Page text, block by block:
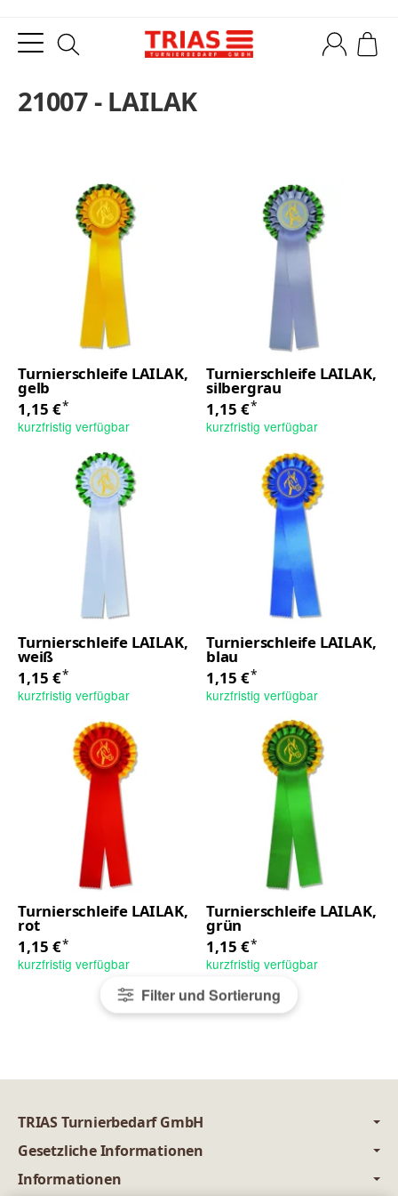
21007 - LAILAK
Filter und Sortierung
Turnierschleife LAILAK,
gelb
1,15 €*
kurzfristig verfügbar
Turnierschleife LAILAK,
silbergrau
1,15 €*
kurzfristig verfügbar
Turnierschleife LAILAK,
weiß
1,15 €*
kurzfristig verfügbar
Turnierschleife LAILAK,
blau
1,15 €*
kurzfristig verfügbar
Turnierschleife LAILAK,
rot
1,15 €*
kurzfristig verfügbar
Turnierschleife LAILAK,
grün
1,15 €*
kurzfristig verfügbar
TRIAS Turnierbedarf GmbH
Gesetzliche Informationen
Informationen